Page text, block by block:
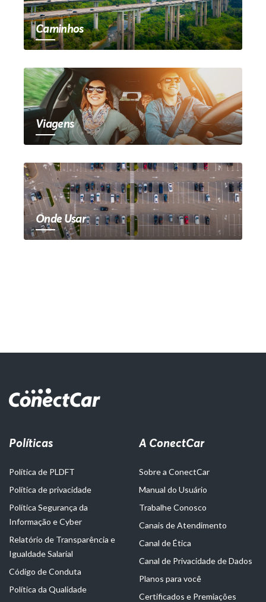
Caminhos
Viagens
Onde Usar
Políticas
Política de PLDFT
Política de privacidade
Política Segurança da
Informação e Cyber
Relatório de Transparência e
Igualdade Salarial
Código de Conduta
Política da Qualidade
A ConectCar
Sobre a ConectCar
Manual do Usuário
Trabalhe Conosco
Canais de Atendimento
Canal de Ética
Canal de Privacidade de Dados
Planos para você
Certificados e Premiações